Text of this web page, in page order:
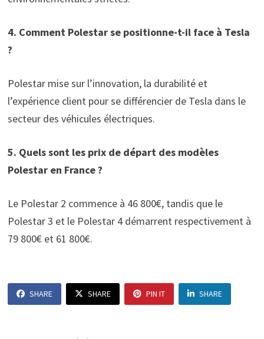
4. Comment Polestar se positionne-t-il face à Tesla
?
Polestar mise sur l’innovation, la durabilité et
l’expérience client pour se différencier de Tesla dans le
secteur des véhicules électriques.
5. Quels sont les prix de départ des modèles
Polestar en France ?
Le Polestar 2 commence à 46 800€, tandis que le
Polestar 3 et le Polestar 4 démarrent respectivement à
79 800€ et 61 800€.
SHARE SHARE PIN IT SHARE